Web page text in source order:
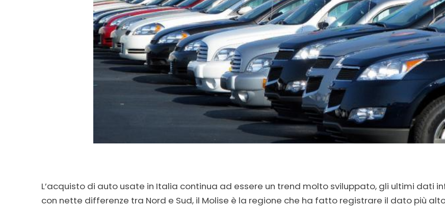
L’acquisto di auto usate in Italia continua ad essere un trend molto sviluppato, gli ultimi dati
con nette differenze tra Nord e Sud, il Molise è la regione che ha fatto registrare il dato più